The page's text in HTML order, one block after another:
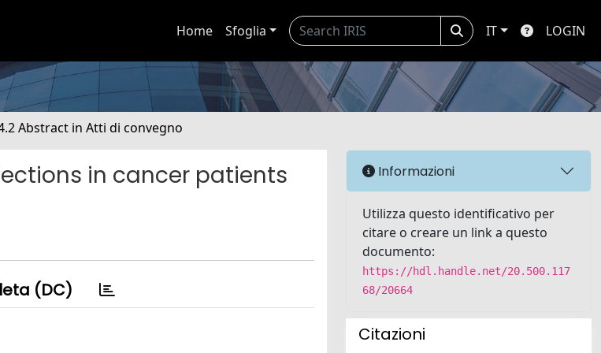
Home Sfoglia IT LOGIN
Abstract in Atti di convegno
in cancer patients
(DC)
Informazioni
Utilizza questo identificativo per
citare o creare un link a questo
documento:
https://hdl.handle.net/20.500.117
68/20664
Citazioni